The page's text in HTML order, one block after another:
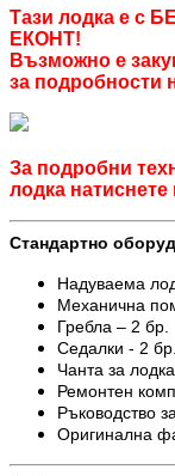
Тази лодка е с
ЕКОНТ!
Възможно е
за подробности
За подробни
лодка
Стандартно
Надуваема
Механична
Гребла – 2 бр.
Седалки - 2 бр.
Чанта за
Ремонтен
Ръководство
Оригинална